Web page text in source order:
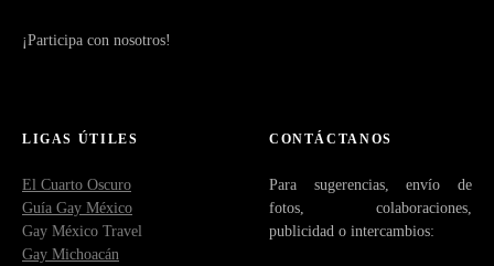
¡Participa con nosotros!
LIGAS ÚTILES
El Cuarto Oscuro
Guía Gay México
Gay México Travel
Gay Michoacán
CONTÁCTANOS
Para sugerencias, envío de
fotos, colaboraciones,
publicidad o intercambios: